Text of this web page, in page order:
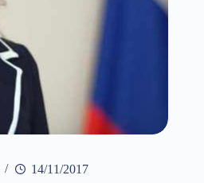
14/11/2017